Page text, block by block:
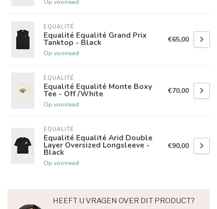
Op voorraad
EQUALITÉ
Equalité Equalité Grand Prix
Tanktop - Black
Op voorraad
€65,00
EQUALITÉ
Equalité Equalité Monte Boxy
Tee - Off /White
Op voorraad
€70,00
EQUALITÉ
Equalité Equalité Arid Double
Layer Oversized Longsleeve -
Black
Op voorraad
€90,00
HEEFT U VRAGEN OVER DIT PRODUCT?